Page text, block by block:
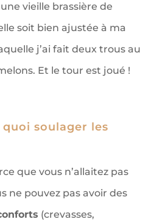
une vieille brassière de
soit bien ajustée à ma
j’ai fait deux trous au
Et le tour est joué !
quoi soulager les
que vous n’allaitez pas
ne pouvez pas avoir des
(crevasses,